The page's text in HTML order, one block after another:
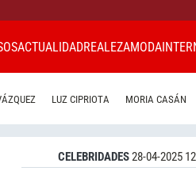
ACTUALIDADREALEZAMODA
LUZ CIPRIOTA MORIA CASÁN
CELEBRIDADES28-04-2025